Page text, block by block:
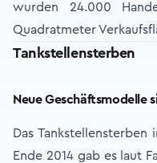
wurden 24.000
Quadratmeter
Tankstellensterben
Neue Geschäftsmodelle
Das Tankstellensterben
Ende 2014 gab es laut